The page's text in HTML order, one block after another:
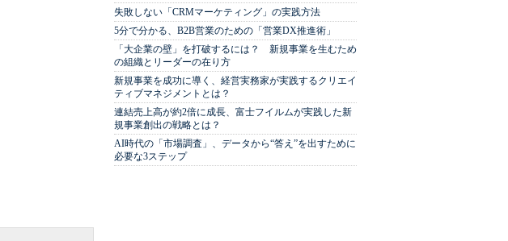
失敗しない「CRMマーケティング」の実践方法
5分で分かる、B2B営業のための「営業DX推進術」
「大企業の壁」を打破するには？ 新規事業を生むため
の組織とリーダーの在り方
新規事業を成功に導く、経営実務家が実践するクリエイ
ティブマネジメントとは？
連結売上高が約2倍に成長、富士フイルムが実践した新
規事業創出の戦略とは？
AI時代の「市場調査」、データから“答え”を出すために
必要な3ステップ